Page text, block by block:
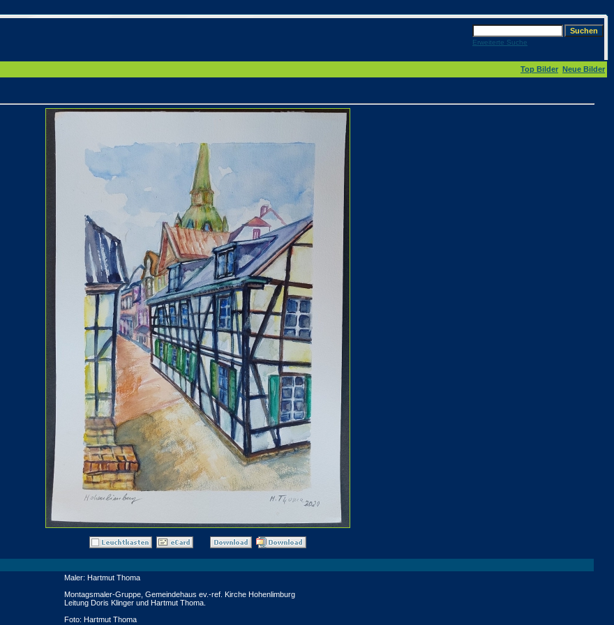
Erweiterte Suche
Top Bilder Neue Bilder
Maler: Hartmut Thoma
Montagsmaler-Gruppe, Gemeindehaus ev.-ref. Kirche Hohenlimburg
Leitung Doris Klinger und Hartmut Thoma.
Foto: Hartmut Thoma